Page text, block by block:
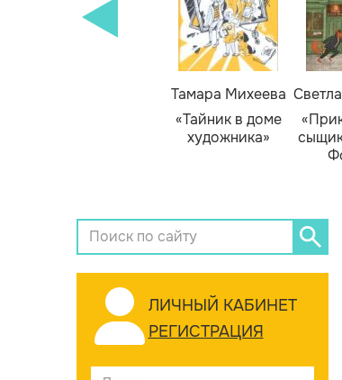
Тамара Михеева
«Тайник в доме
художника»
ЛИЧНЫЙ КАБИНЕТ
РЕГИСТРАЦИЯ